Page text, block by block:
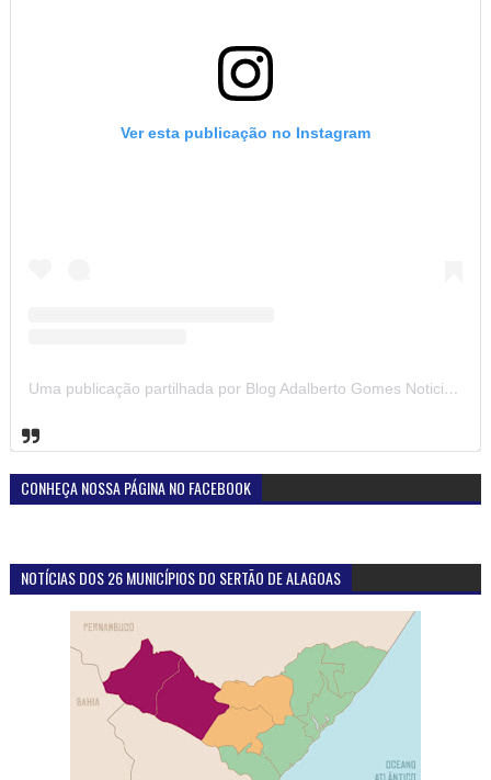
Ver esta publicação no Instagram
Uma publicação partilhada por Blog Adalberto Gomes Noticias (@blogadalbertogomesnoticiass)
CONHEÇA NOSSA PÁGINA NO FACEBOOK
NOTÍCIAS DOS 26 MUNICÍPIOS DO SERTÃO DE ALAGOAS